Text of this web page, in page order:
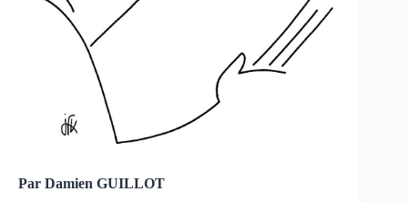
Par Damien GUILLOT